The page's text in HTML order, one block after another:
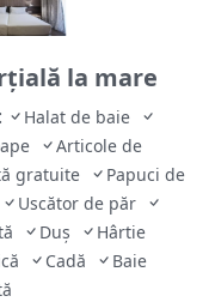
la mare
:
Halat de baie
Articole de
gratuite
Papuci de
Uscător de păr
Duș
Hârtie
Cadă
Baie